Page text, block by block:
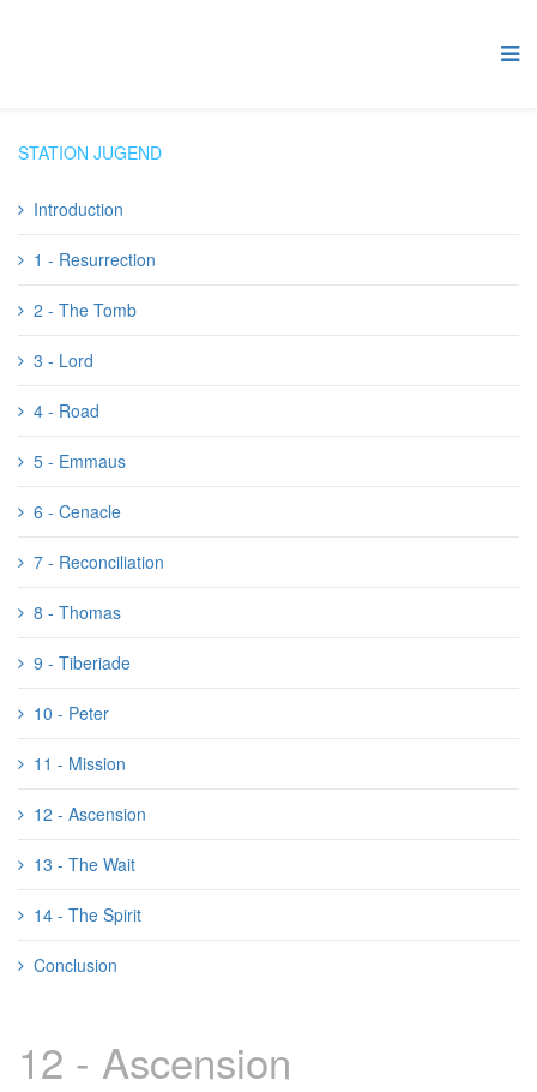
STATION JUGEND
Introduction
1 - Resurrection
2 - The Tomb
3 - Lord
4 - Road
5 - Emmaus
6 - Cenacle
7 - Reconciliation
8 - Thomas
9 - Tiberiade
10 - Peter
11 - Mission
12 - Ascension
13 - The Wait
14 - The Spirit
Conclusion
12 - Ascension